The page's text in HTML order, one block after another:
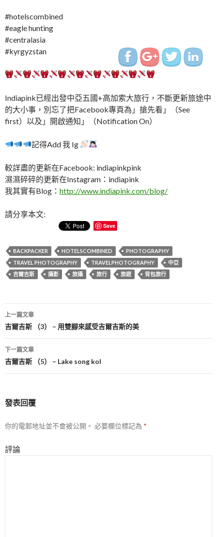
#hotelscombined
#eagle hunting
#centralasia
#kyrgyzstan
Indiapink已經出發中亞五國+高加索大旅行， 不斷更新旅途中
的大小事，別忘了把Facebook專頁為」 搶先看」（See
first）以及」開啟通知」（Notification On）
記得Add 我 Ig
較詳盡的更新在Facebook: indiapinkpink
濕濕碎碎的更新在Instagram：indiapink
我其實有Blog： http://www.indiapink. com/blog/
請分享本文:
Save
BACKPACKER HOTELSCOMBINED
PHOTOGRAPHY
TRAVEL PHOTOGRAPHY
TRAVELPHOTOGRAPHY
中亞
吉爾吉斯
攝影 旅攝 旅行 旅遊 背包旅行
文
章
導
列
上一篇文章
吉爾吉斯 （3） – 用雙腳來感受吉爾吉斯的美
下一篇文章
吉爾吉斯 （5） – Lake song kol
發表回覆
你的電郵地址並不會被公開。 必要欄位標記為 *
評論